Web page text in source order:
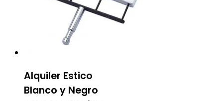
Alquiler Estico
Blanco y Negro